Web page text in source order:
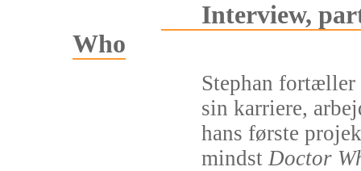
Interview,
Who
Stephan fortæller
sin karriere,
hans første
mindstDoctor